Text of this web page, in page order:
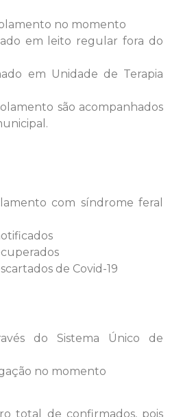
no momento
em leito regular fora do
em Unidade de Terapia
são acompanhados
com síndrome feral
de Covid-19
do Sistema Único de
no momento
total de confirmados, pois